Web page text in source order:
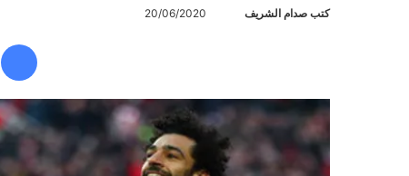
كتب صدام الشريف
ب
ي
د
20/06/2020